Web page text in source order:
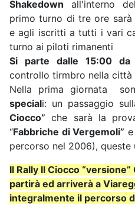
Shakedown all'interno
primo turno di tre ore
e agli iscritti a tutti i vari
turno ai piloti rimanenti
Si parte dalle 15:00 da
controllo tirmbro nella città
Nella prima giornata
speciali: un passaggio
Ciocco” che sarà la
“Fabbriche di Vergemoli”
percorso nel 2006),
Il Rally Il Ciocco
partirà ed arriverà a
integralmente il percorso